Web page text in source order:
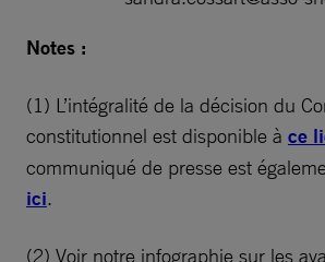
Notes :
(1) L’intégralité de la décision du
constitutionnel est disponible à ce
communiqué de presse est
ici.
(2) Voir notre infographie sur les